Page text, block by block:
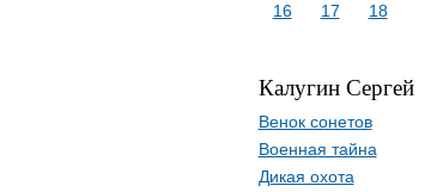
16
17 18
Калугин Сергей
Венок сонетов
Военная тайна
Дикая охота